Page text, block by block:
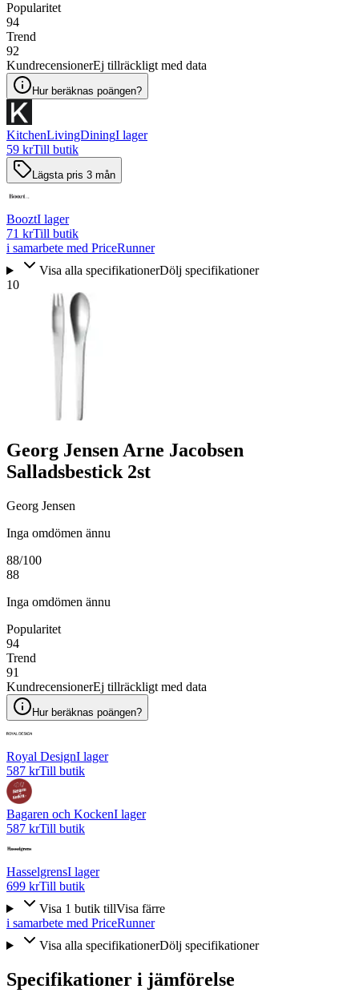
Popularitet
94
Trend
92
KundrecensionerEj tillräckligt med data
Hur beräknas poängen?
KitchenLivingDiningI lager
59 krTill butik
Lägsta pris 3 mån
BooztI lager
71 krTill butik
i samarbete med PriceRunner
Visa alla specifikationerDölj specifikationer
10
Georg Jensen Arne Jacobsen
Salladsbestick 2st
Georg Jensen
Inga omdömen ännu
88/100
88
Inga omdömen ännu
Popularitet
94
Trend
91
KundrecensionerEj tillräckligt med data
Hur beräknas poängen?
Royal DesignI lager
587 krTill butik
Bagaren och KockenI lager
587 krTill butik
HasselgrensI lager
699 krTill butik
Visa 1 butik tillVisa färre
i samarbete med PriceRunner
Visa alla specifikationerDölj specifikationer
Specifikationer i jämförelse